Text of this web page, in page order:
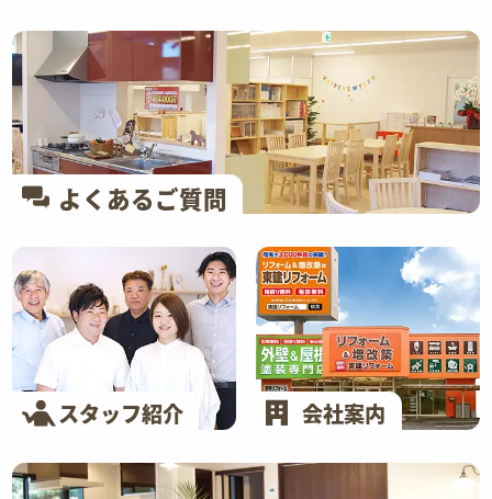
よくあるご質問
スタッフ紹介 会社案内